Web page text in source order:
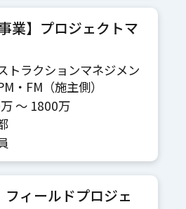
業】プロジェクトマ
トラクションマネジメン
・FM（施主側）
〜 1800万
フィールドプロジェ